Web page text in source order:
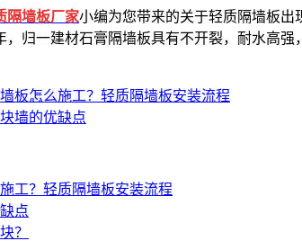
隔墙板厂家小编为您带来的关于轻质隔墙板
，归一建材石膏隔墙板具有不开裂，耐水高
板怎么施工？轻质隔墙板安装流程
墙的优缺点
工？轻质隔墙板安装流程
点
？